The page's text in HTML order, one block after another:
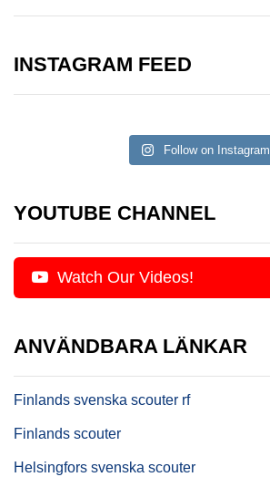
INSTAGRAM FEED
Follow on Instagram
YOUTUBE CHANNEL
Watch Our Videos!
ANVÄNDBARA LÄNKAR
Finlands svenska scouter rf
Finlands scouter
Helsingfors svenska scouter